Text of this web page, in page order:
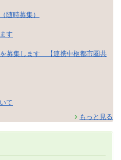
随時募集）
す
募集します 【連携中枢都市圏共
て
もっと見る